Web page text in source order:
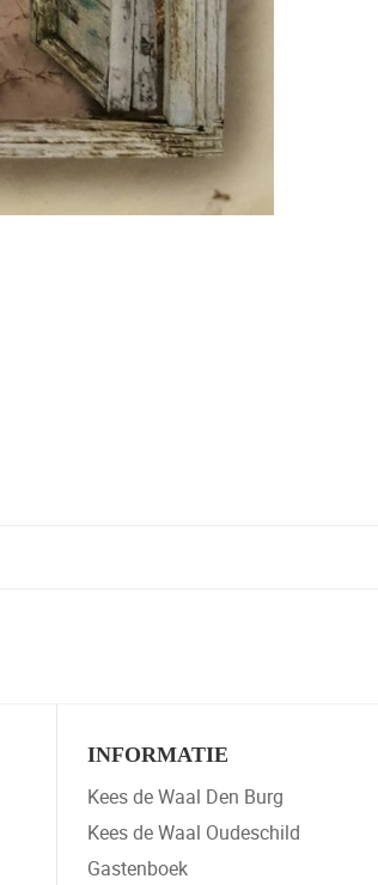
INFORMATIE
Kees de Waal Den Burg
Kees de Waal Oudeschild
Gastenboek